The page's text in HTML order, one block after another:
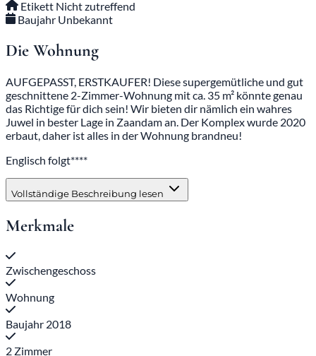
Etikett Nicht zutreffend
Baujahr Unbekannt
Die Wohnung
AUFGEPASST, ERSTKAUFER! Diese supergemütliche und gut
geschnittene 2-Zimmer-Wohnung mit ca. 35 m² könnte genau
das Richtige für dich sein! Wir bieten dir nämlich ein wahres
Juwel in bester Lage in Zaandam an. Der Komplex wurde 2020
erbaut, daher ist alles in der Wohnung brandneu!
Englisch folgt****
Vollständige Beschreibung lesen
Merkmale
Zwischengeschoss
Wohnung
Baujahr 2018
2 Zimmer